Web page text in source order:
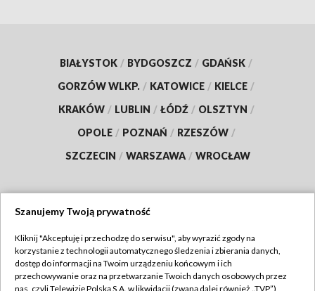
BIAŁYSTOK / BYDGOSZCZ / GDAŃSK /
GORZÓW WLKP. / KATOWICE / KIELCE /
KRAKÓW / LUBLIN / ŁÓDŹ / OLSZTYN /
OPOLE / POZNAŃ / RZESZÓW /
SZCZECIN / WARSZAWA / WROCŁAW
TVP
Abonament TVP
Regulamin TVP
Szanujemy Twoją prywatność
Kliknij "Akceptuję i przechodzę do serwisu", aby wyrazić zgody na
korzystanie z technologii automatycznego śledzenia i zbierania danych,
dostęp do informacji na Twoim urządzeniu końcowym i ich
przechowywanie oraz na przetwarzanie Twoich danych osobowych przez
nas, czyli Telewizję Polską S.A. w likwidacji (zwaną dalej również „TVP”),